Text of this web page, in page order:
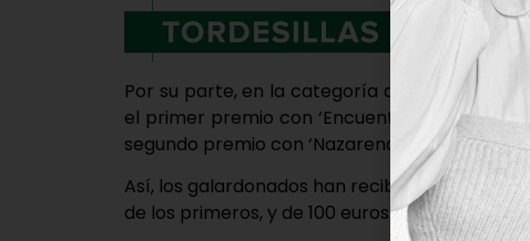
Por su parte, en la categoría de ‘Tema
el primer premio con ‘Encuentro en la hora
segundo premio con ‘Nazareno-2’.
Así, los galardonados han recibido, cada uno,
de los primeros, y de 100 euros en el caso de